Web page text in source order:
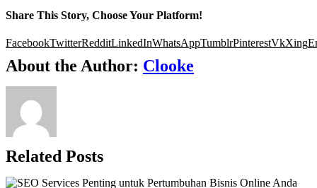
Share This Story, Choose Your Platform!
FacebookTwitterRedditLinkedInWhatsAppTumblrPinterestVkXing
About the Author: Clooke
Related Posts